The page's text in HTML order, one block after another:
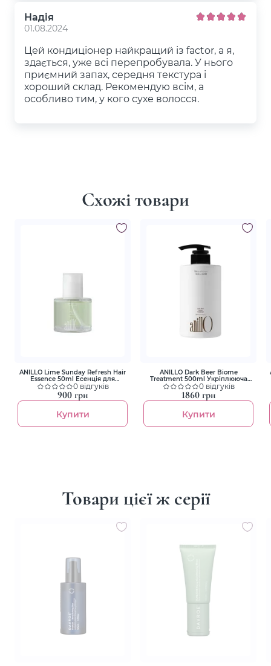
Надія
01.08.2024
Цей кондиціонер найкращий із factor, а я,
здається, уже всі перепробувала. У нього
приємний запах, середня текстура і
хороший склад. Рекомендую всім, а
особливо тим, у кого сухе волосся.
Схожі товари
ANILLO Lime Sunday Refresh Hair
Essence 50ml Есенція для
волосся0 відгуків
900 грн
Купити
ANILLO Dark Beer Biome
Treatment 500ml Укріплююча
маска-кондиціонер для волосся
0 відгуків
1860 грн
Купити
Товари цієї ж серії